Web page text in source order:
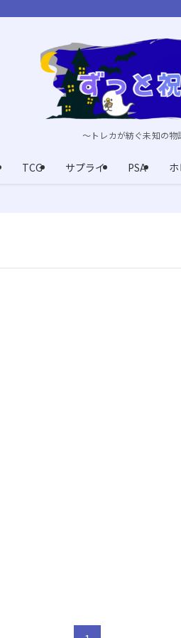
～トレカが紡ぐ未知の
TCG サプライ PSA